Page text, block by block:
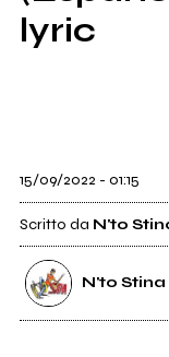
lyric
15/09/2022 - 01:15
Scritto da N'to
N'to Stina